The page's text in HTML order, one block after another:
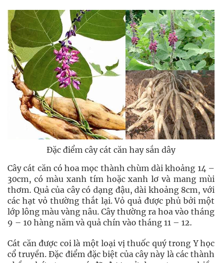
Đặc điểm cây cát căn hay sắn dây
Cây cát căn có hoa mọc thành chùm dài khoảng 14 –
30cm, có màu xanh tím hoặc xanh lơ và mang mùi
thơm. Quả của cây có dạng đậu, dài khoảng 8cm, với
các hạt vỏ thường thắt lại. Vỏ quả được phủ bởi một
lớp lông màu vàng nâu. Cây thường ra hoa vào tháng
9 – 10 hàng năm và quả chín vào tháng 11 – 12.
Cát căn được coi là một loại vị thuốc quý trong Y học
cổ truyền. Đặc điểm đặc biệt của cây này là các thành